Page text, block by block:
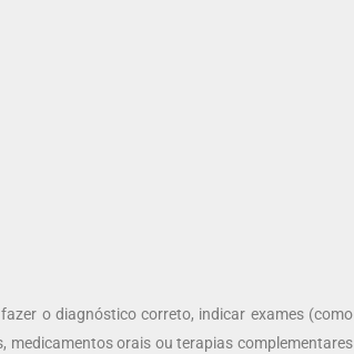
o diagnóstico correto, indicar exames (como
medicamentos orais ou terapias complementares